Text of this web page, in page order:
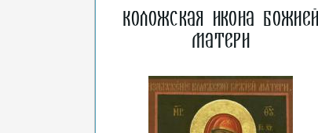
Коложская икона
Матери